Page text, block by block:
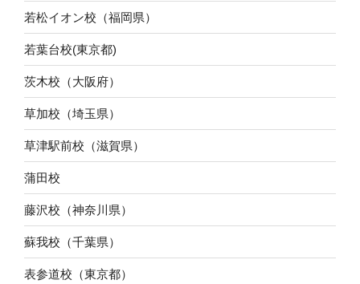
若松イオン校（福岡県）
若葉台校(東京都)
茨木校（大阪府）
草加校（埼玉県）
草津駅前校（滋賀県）
蒲田校
藤沢校（神奈川県）
蘇我校（千葉県）
表参道校（東京都）